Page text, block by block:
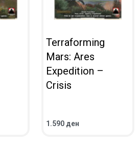
Terraforming
Mars: Ares
Expedition –
Crisis
1.590 ден
ВО КОШНИЧКА